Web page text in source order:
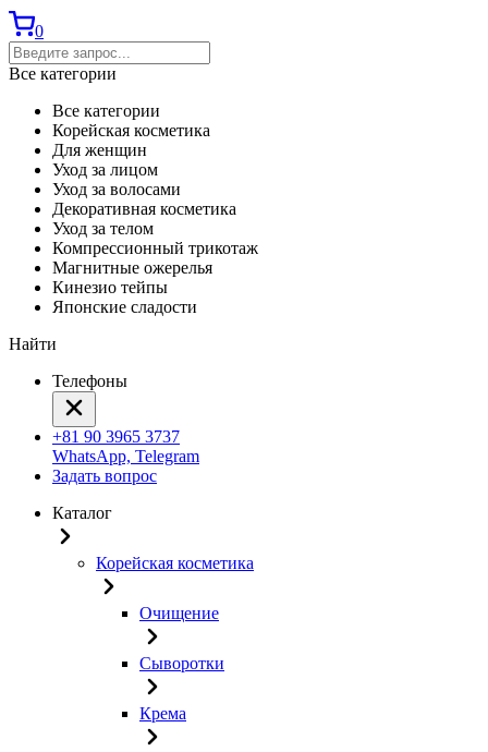
0
Все категории
Все категории
Корейская косметика
Для женщин
Уход за лицом
Уход за волосами
Декоративная косметика
Уход за телом
Компрессионный трикотаж
Магнитные ожерелья
Кинезио тейпы
Японские сладости
Найти
Телефоны
+81 90 3965 3737
WhatsApp, Telegram
Задать вопрос
Каталог
Корейская косметика
Очищение
Сыворотки
Крема